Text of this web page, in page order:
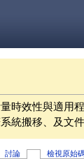
時效性與適用
統搬移、及文
討論 檢視原始